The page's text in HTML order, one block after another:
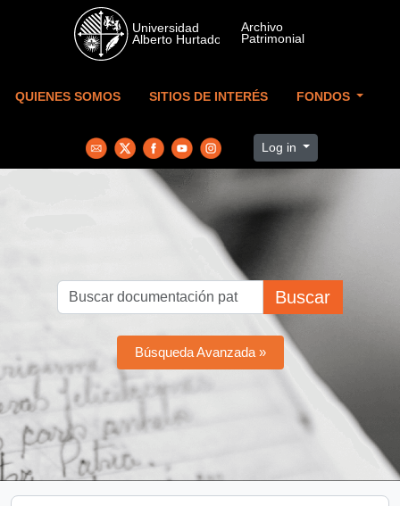
Skip to main content
QUIENES SOMOS SITIOS DE INTERÉS FONDOS
Log in
Buscar
Búsqueda Avanzada »